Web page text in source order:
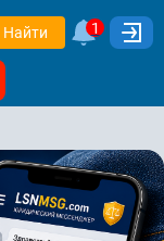
Найти 1